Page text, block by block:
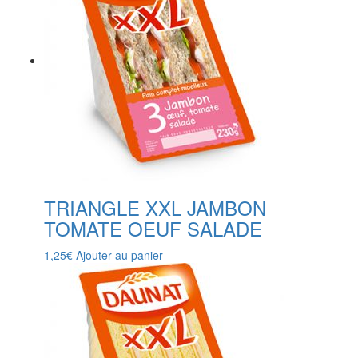
TRIANGLE XXL JAMBON
TOMATE OEUF SALADE
1,25€ Ajouter au panier